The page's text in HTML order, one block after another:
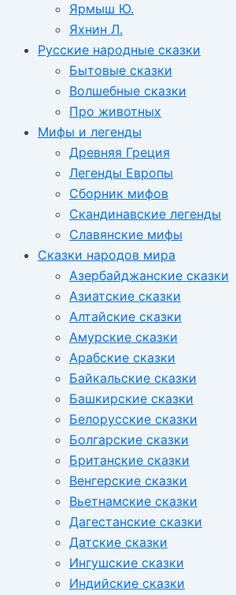
Ярмыш Ю.
Яхнин Л.
Русские народные сказки
Бытовые сказки
Волшебные сказки
Про животных
Мифы и легенды
Древняя Греция
Легенды Европы
Сборник мифов
Скандинавские легенды
Славянские мифы
Сказки народов мира
Азербайджанские сказки
Азиатские сказки
Алтайские сказки
Амурские сказки
Арабские сказки
Байкальские сказки
Башкирские сказки
Белорусские сказки
Болгарские сказки
Британские сказки
Венгерские сказки
Вьетнамские сказки
Дагестанские сказки
Датские сказки
Ингушские сказки
Индийские сказки